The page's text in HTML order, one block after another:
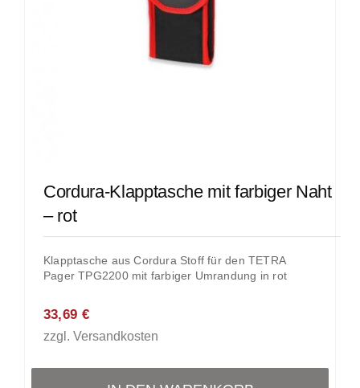
Cordura-Klapptasche mit farbiger Naht
– rot
Klapptasche aus Cordura Stoff für den TETRA
Pager TPG2200 mit farbiger Umrandung in rot
33,69 €
zzgl. Versandkosten